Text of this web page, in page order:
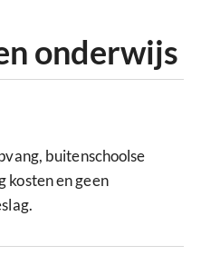
onderwijs
buitenschoolse
kosten en geen